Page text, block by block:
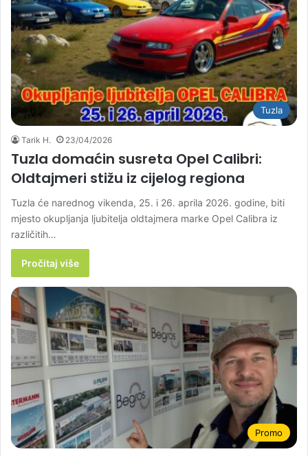
Tuzla
Tarik H. 23/04/2026
Tuzla domaćin susreta Opel Calibri:
Oldtajmeri stižu iz cijelog regiona
Tuzla će narednog vikenda, 25. i 26. aprila 2026. godine, biti
mjesto okupljanja ljubitelja oldtajmera marke Opel Calibra iz
različitih…
Pročitaj više
Promo